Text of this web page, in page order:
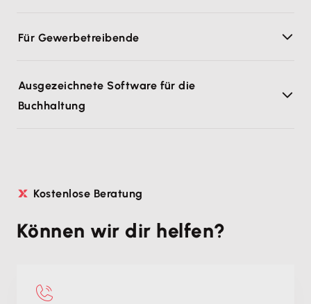
Für Gewerbetreibende
Ausgezeichnete Software für die
Buchhaltung
Kostenlose Beratung
Können wir dir helfen?